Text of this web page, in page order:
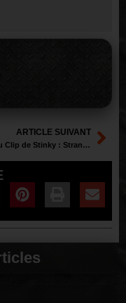
ARTICLE SUIVANT
Nouveau Clip de Stinky : Strangers With Familiar Faces